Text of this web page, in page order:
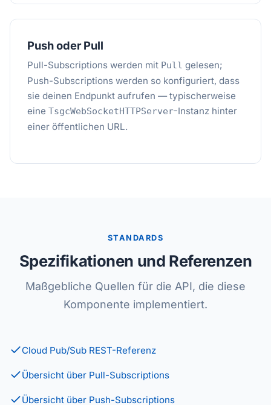
Push oder Pull
Pull-Subscriptions werden mit Pull gelesen;
Push-Subscriptions werden so konfiguriert, dass
sie deinen Endpunkt aufrufen — typischerweise
eine TsgcWebSocketHTTPServer-Instanz hinter
einer öffentlichen URL.
STANDARDS
Spezifikationen und Referenzen
Maßgebliche Quellen für die API, die diese
Komponente implementiert.
Cloud Pub/Sub REST-Referenz
Übersicht über Pull-Subscriptions
Übersicht über Push-Subscriptions